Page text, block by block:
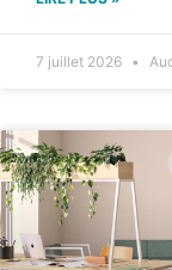
7 juillet 2026